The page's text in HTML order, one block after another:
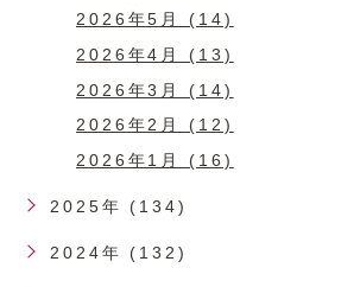
2026年5月 (14)
2026年4月 (13)
2026年3月 (14)
2026年2月 (12)
2026年1月 (16)
2025年 (134)
2024年 (132)